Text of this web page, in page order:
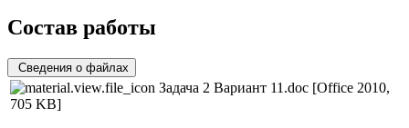
Состав работы
Сведения о файлах
Задача 2 Вариант 11.doc [Office 2010,
705 KB]